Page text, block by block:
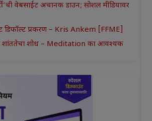
वेबसाईट अचानक डाउन; सोशल मीडियावर
डिफॉल्ट प्रकरण – Kris Ankem [FFME]
शांततेचा शोध – Meditation का आवश्यक